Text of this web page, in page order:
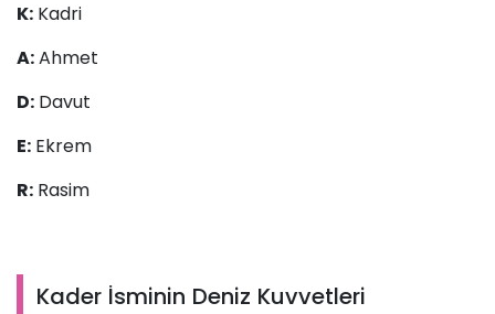
K: Kadri
A:Ahmet
D: Davut
E: Ekrem
R: Rasim
Kader İsminin Deniz Kuvvetleri